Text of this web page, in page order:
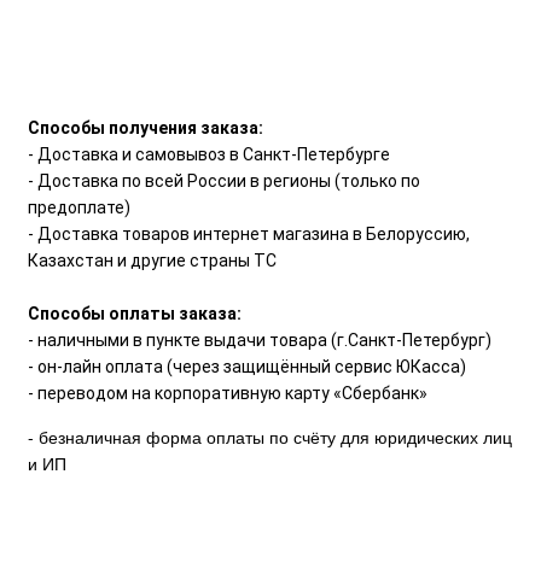
Способы получения заказа:
- Доставка и самовывоз в Санкт-Петербурге
- Доставка по всей России в регионы (только по
предоплате)
- Доставка товаров интернет магазина в Белоруссию,
Казахстан и другие страны ТС
Способы оплаты заказа:
- наличными в пункте выдачи товара (г.Санкт-Петербург)
- он-лайн оплата (через защищённый сервис ЮКасса)
- переводом на корпоративную карту «Сбербанк»
- безналичная форма оплаты по счёту для юридических лиц
и ИП